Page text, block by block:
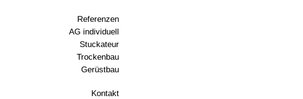
Referenzen
AG individuell
Stuckateur
Trockenbau
Gerüstbau
Kontakt